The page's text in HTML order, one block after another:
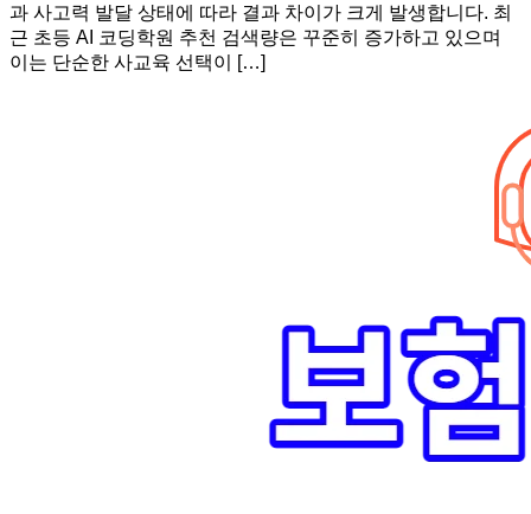
과 사고력 발달 상태에 따라 결과 차이가 크게 발생합니다. 최
근 초등 AI 코딩학원 추천 검색량은 꾸준히 증가하고 있으며
이는 단순한 사교육 선택이 […]